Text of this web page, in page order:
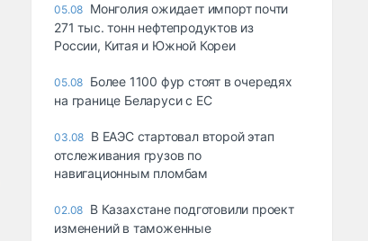
05.08 Монголия ожидает импорт почти
271 тыс. тонн нефтепродуктов из
России, Китая и Южной Кореи
05.08 Более 1100 фур стоят в очередях
на границе Беларуси с ЕС
03.08 В ЕАЭС стартовал второй этап
отслеживания грузов по
навигационным пломбам
02.08 В Казахстане подготовили проект
изменений в таможенные